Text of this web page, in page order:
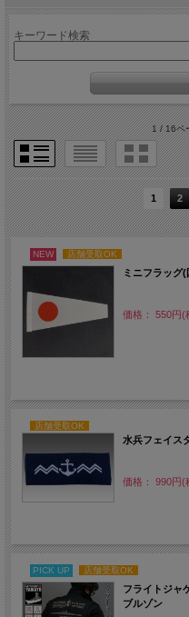
キーワード検索
1 / 16ペ
1 2
NEW 店舗受取OK
ミニフラッグ
価格： 550円(
店舗受取OK
水兵フェイス
価格： 990円(
PICK UP 店舗受取OK
フライトジャ
ブルゾン